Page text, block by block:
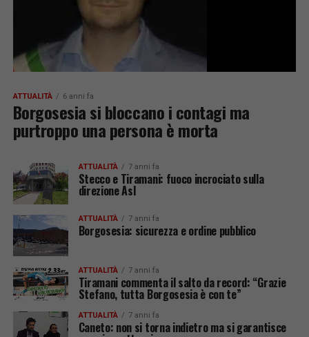
ATTUALITÀ 6 anni fa
Borgosesia si bloccano i contagi ma
purtroppo una persona è morta
ATTUALITÀ 7 anni fa
Stecco e Tiramani: fuoco incrociato sulla
direzione Asl
ATTUALITÀ 7 anni fa
Borgosesia: sicurezza e ordine pubblico
ATTUALITÀ 7 anni fa
Tiramani commenta il salto da record: “Grazie
Stefano, tutta Borgosesia è con te”
ATTUALITÀ 7 anni fa
Caneto: non si torna indietro ma si garantisce